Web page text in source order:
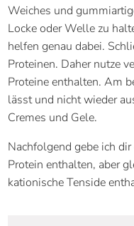
Weiches und
Locke oder Welle zu
helfen genau dabei.
Proteinen. Daher nutze
Proteine enthalten. Am
lässt und nicht wieder
Cremes und Gele.
Nachfolgend gebe ich
Protein enthalten, aber
kationische Tenside